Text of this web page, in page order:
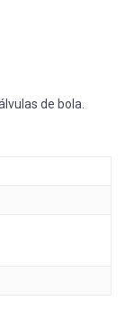
de bola.